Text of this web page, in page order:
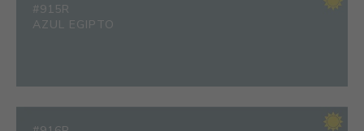
#915R
AZUL EGIPTO